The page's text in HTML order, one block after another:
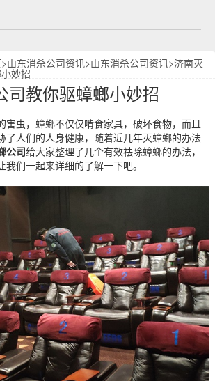
>山东消杀公司资讯>山东消杀公司资讯>济南灭
妙招
司教你驱蟑螂小妙招
虫，蟑螂不仅仅啃食家具，破坏食物，而且
了人们的人身健康，随着近几年灭蟑螂的办法
公司给大家整理了几个有效祛除蟑螂的办法，
们一起来详细的了解一下吧。